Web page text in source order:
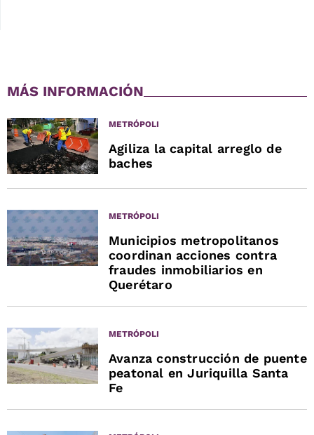
MÁS INFORMACIÓN
METRÓPOLI
Agiliza la capital arreglo de
baches
METRÓPOLI
Municipios metropolitanos
coordinan acciones contra
fraudes inmobiliarios en
Querétaro
METRÓPOLI
Avanza construcción de puente
peatonal en Juriquilla Santa
Fe